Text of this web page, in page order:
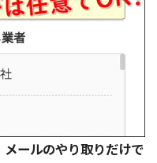
ールのやり取りだけで